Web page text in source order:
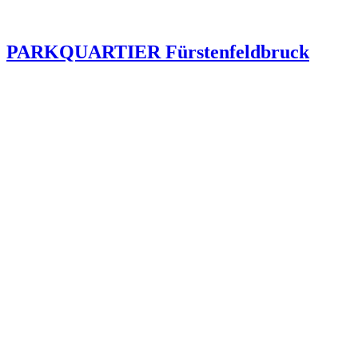
PARKQUARTIER Fürstenfeldbruck